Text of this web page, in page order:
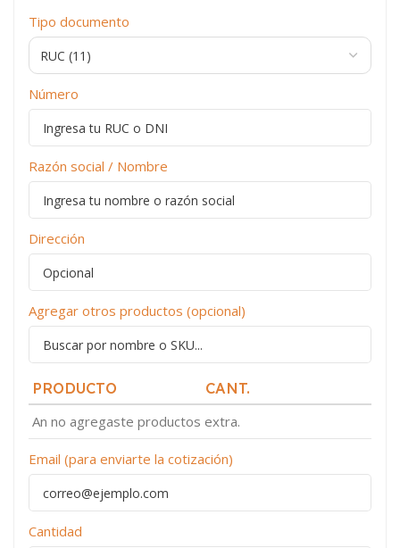
Tipo documento
Número
Razón social / Nombre
Dirección
Agregar otros productos (opcional)
PRODUCTO CANT.
An no agregaste productos extra.
Email (para enviarte la cotización)
Cantidad